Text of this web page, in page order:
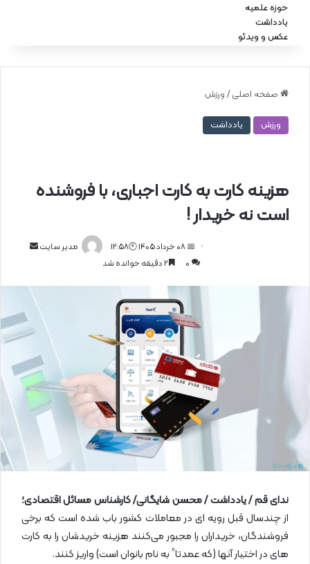
حوزه علمیه
یادداشت
عکس و ویدئو
صفحه اصلی / ورزش
ورزش یادداشت
هزینه کارت به کارت اجباری، با فروشنده
است نه خریدار !
مدیر سایت
ل
م
ی
ل
📅 08 خرداد 1405 🕙12:58
0
ندای قم / یادداشت / محسن شایگانی/ کارشناس مسائل اقتصادی؛
از چندسال قبل رویه ای در معاملات کشور باب شده است که برخی
فروشندگان، خریداران را مجبور می‌کنند هزینه خریدشان را به کارت
های در اختیار آنها (که عمدتا” به نام بانوان است) واریز کنند.